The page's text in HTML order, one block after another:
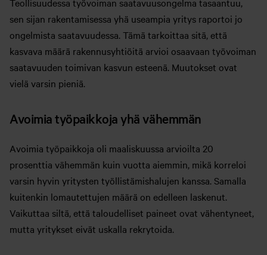
sen sijan rakentamisessa yhä useampia yritys raportoi jo
ongelmista saatavuudessa. Tämä tarkoittaa sitä, että
kasvava määrä rakennusyhtiöitä arvioi osaavaan työvoiman
saatavuuden toimivan kasvun esteenä. Muutokset ovat
vielä varsin pieniä.
Avoimia työpaikkoja yhä vähemmän
Avoimia työpaikkoja oli maaliskuussa arvioilta 20
prosenttia vähemmän kuin vuotta aiemmin, mikä korreloi
varsin hyvin yritysten työllistämishalujen kanssa. Samalla
kuitenkin lomautettujen määrä on edelleen laskenut.
Vaikuttaa siltä, että taloudelliset paineet ovat vähentyneet,
mutta yritykset eivät uskalla rekrytoida.